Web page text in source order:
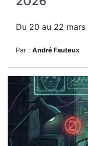
Du 20 au 22 mars
Par : André Fauteux